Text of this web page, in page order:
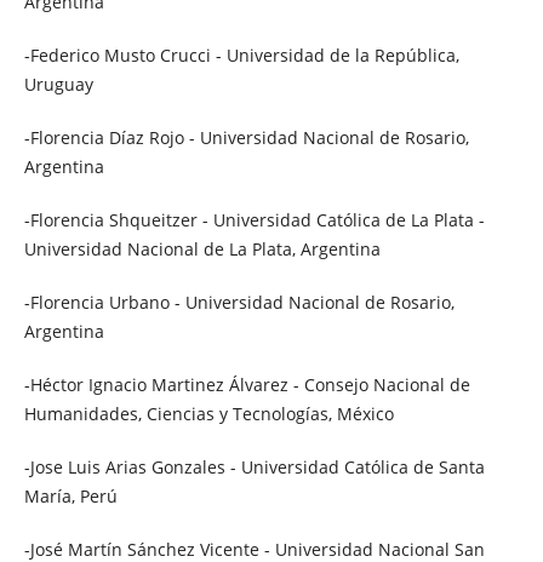
-Federico Musto Crucci - Universidad de la República,
Uruguay
-Florencia Díaz Rojo - Universidad Nacional de Rosario,
Argentina
-Florencia Shqueitzer - Universidad Católica de La Plata -
Universidad Nacional de La Plata, Argentina
-Florencia Urbano - Universidad Nacional de Rosario,
Argentina
-Héctor Ignacio Martinez Álvarez - Consejo Nacional de
Humanidades, Ciencias y Tecnologías, México
-Jose Luis Arias Gonzales - Universidad Católica de Santa
María, Perú
-José Martín Sánchez Vicente - Universidad Nacional San